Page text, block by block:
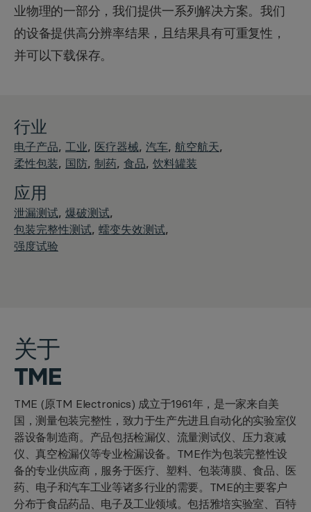
业物理的一部分，我们提供一系列解决方案。我们
的设备提供高分辨率结果，且结果具有可重复性，
并可以下载保存。
行业
电子产品, 工业, 医疗器械, 汽车, 航空航天,
柔性包装, 国防, 制药, 食品, 饮料罐装
应用
泄漏测试, 爆破测试,
包装完整性测试, 蠕变失效测试,
强度试验
关于
TME
TME (原TM Electronics) 成立于1961年，是一家来自美
国，测量包装完整性，致力于生产先进且自动化的实验室仪
器设备制造商。产品包括检漏仪、流量测试仪、压力衰减
仪、真空检漏仪等专业检漏设备。TME作为包装完整性设
备的专业供应商，服务于医疗、塑料、包装薄膜、食品、医
药、电子和汽车工业等诸多行业的需要。TME的主要客户
分布于食品药品、电子及工业领域。包括雅培实验室、百特